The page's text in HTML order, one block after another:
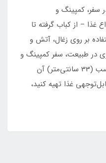
سفر، کمپینگ و
– از کباب گرفته تا
بر روی زغال، آتش و
در طبیعت، سفر کمپینگ و
کوهنوردیجمع و جور با ابعاد مناسب (33 سانتی‌متر) آن
غذا تهیه کنید،